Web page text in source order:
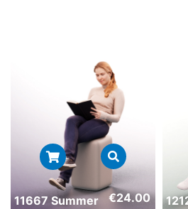
11667 Summer €24.00